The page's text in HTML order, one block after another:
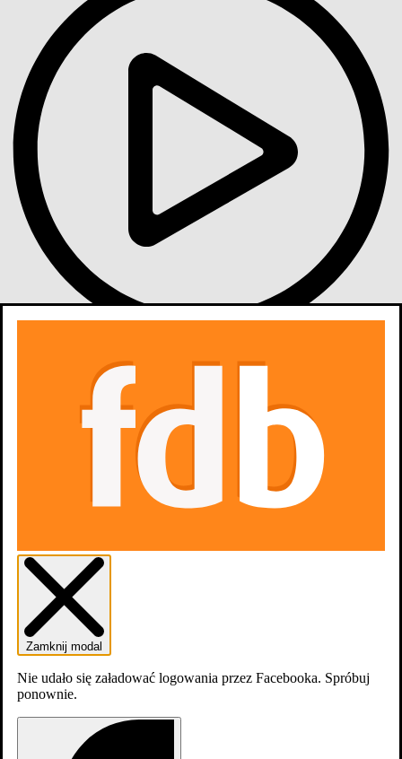
Gdzie obejrzeć
Zamknij modal
Nie udało się załadować logowania przez Facebooka. Spróbuj
ponownie.